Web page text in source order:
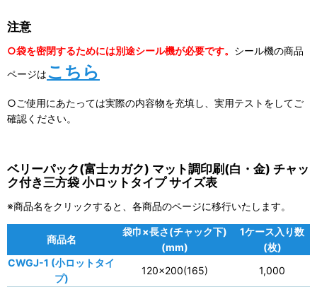
注意
○袋を密閉するためには別途シール機が必要です。 シール機の商品
ページはこちら
○ご使用にあたっては実際の内容物を充填し、実用テストをしてご
確認ください。
ベリーパック(富士カガク) マット調印刷(白・金) チャッ
ク付き三方袋 小ロットタイプ サイズ表
※商品名をクリックすると、各商品のページに移行いたします。
商品名
袋巾×長さ(チャック下)
(mm)
1ケース入り数
(枚)
CWGJ-1 (小ロットタイ
プ)
120×200(165)
1,000